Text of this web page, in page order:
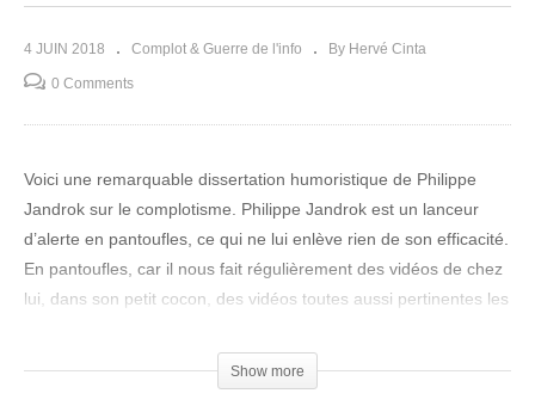
4 JUIN 2018 Complot & Guerre de l'info By Hervé Cinta
0 Comments
Voici une remarquable dissertation humoristique de Philippe
Jandrok sur le complotisme. Philippe Jandrok est un lanceur
d’alerte en pantoufles, ce qui ne lui enlève rien de son efficacité.
En pantoufles, car il nous fait régulièrement des vidéos de chez
lui, dans son petit cocon, des vidéos toutes aussi pertinentes les
mâche le travail en vous présentant les synthèses de ses
recherches. Vous apprendrez nécessairement des choses à
Show more